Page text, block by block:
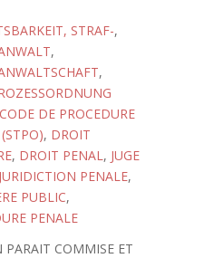
STRAF-,
,
,
CODE DE PROCEDURE
, DROIT
, DROIT PENAL, JUGE
JURIDICTION PENALE,
PUBLIC,
PENALE
COMMISE ET